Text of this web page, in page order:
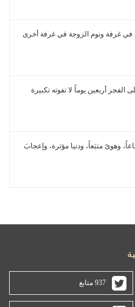
في غرفة ونوم الزوجة في غرفة أخرى
أربعين يوماً لا تفوته تكبيرة
وهوىً متبَعاً، ودنيا مؤثرة، وإعجابَ
937 متابع